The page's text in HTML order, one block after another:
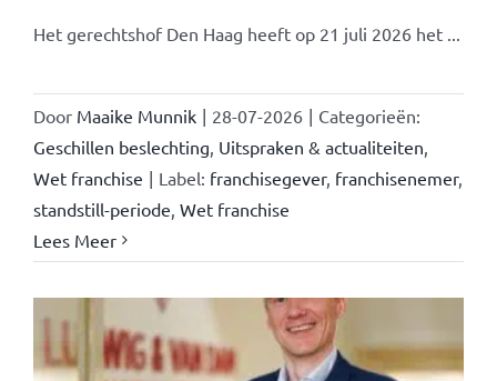
Het gerechtshof Den Haag heeft op 21 juli 2026 het ...
Door Maaike Munnik | 28-07-2026 | Categorieën:
Geschillen beslechting Uitspraken & actualiteiten
Wet franchise | Label: franchisegever, franchisenemer,
standstill-periode Wet franchise
Lees Meer